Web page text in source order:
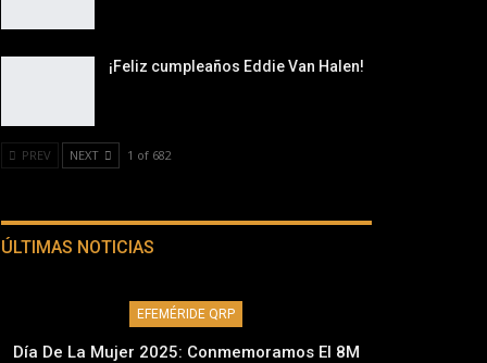
¡Feliz cumpleaños Eddie Van Halen!
PREV NEXT 1 of 682
ÚLTIMAS NOTICIAS
EFEMÉRIDE QRP
Día De La Mujer 2025: Conmemoramos El 8M